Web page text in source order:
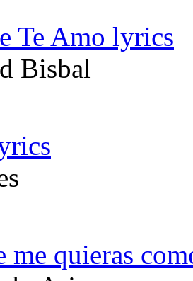
Te Amo lyrics
Bisbal
me quieras